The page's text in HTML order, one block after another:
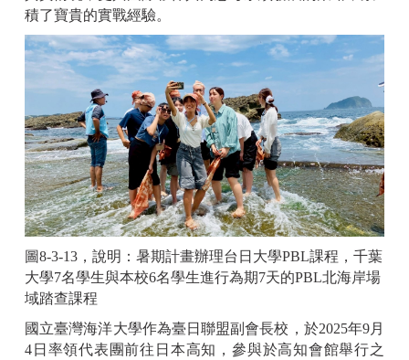
積了寶貴的實戰經驗。
圖8-3-13，說明：暑期計畫辦理台日大學PBL課程，千葉
大學7名學生與本校6名學生進行為期7天的PBL北海岸場
域踏查課程
國立臺灣海洋大學作為臺日聯盟副會長校，於2025年9月
4日率領代表團前往日本高知，參與於高知會館舉行之